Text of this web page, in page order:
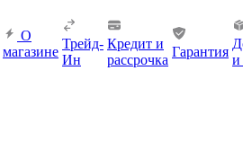
О
магазине
Трейд-
Ин
Кредит и
рассрочка
Гарантия
и